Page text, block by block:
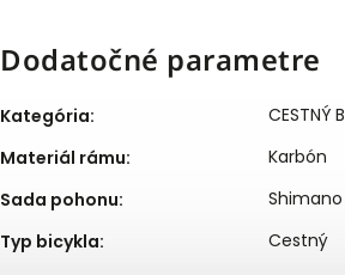
Dodatočné parametre
Kategória:
CESTNÝ
Materiál rámu:
Karbón
Sada pohonu:
Typ bicykla: Cestný